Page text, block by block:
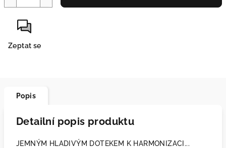
Zeptat se
Popis
Detailní popis produktu
JEMNÝM HLADIVÝM DOTEKEM K HARMONIZACI...